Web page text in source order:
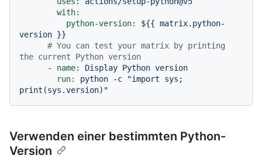
with:
python-version:
${{ matrix.python-
version }}
# You can test your matrix by printing
the current Python version
-
name: Display Python version
run:
python -c
"import sys;
print(sys.version)"
Verwenden einer bestimmten Python-
Version